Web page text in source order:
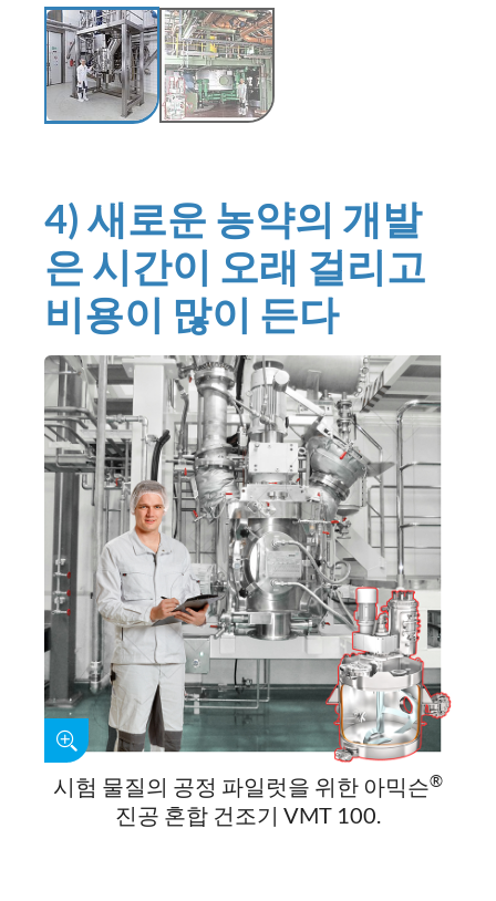
4) 새로운 농약의 개발
은 시간이 오래 걸리고
비용이 많이 든다
시험 물질의 공정 파일럿을 위한 아믹슨®
진공 혼합 건조기 VMT 100.